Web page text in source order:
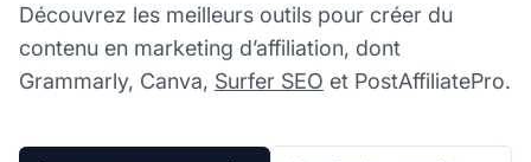
Découvrez les meilleurs outils pour créer du
contenu en marketing d’affiliation, dont
Grammarly, Canva, Surfer SEO et PostAffiliatePro.